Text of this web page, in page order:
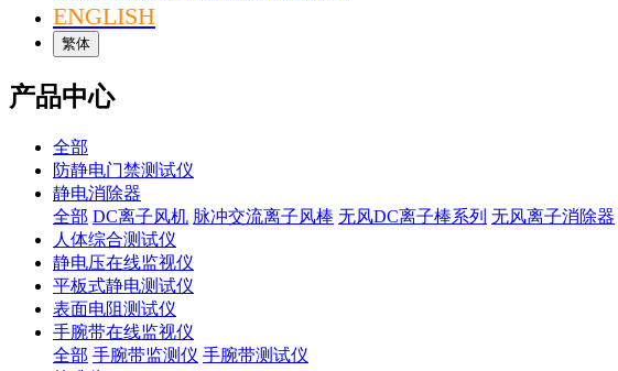
ENGLISH
繁体
产品中心
全部
防静电门禁测试仪
静电消除器
全部 DC离子风机 脉冲交流离子风棒 无风DC离子棒系列 无风离子消除器
人体综合测试仪
静电压在线监视仪
平板式静电测试仪
表面电阻测试仪
手腕带在线监视仪
全部 手腕带监测仪 手腕带测试仪